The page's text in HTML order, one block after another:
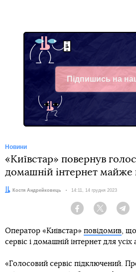
Підпишись на
Facebook
Новини
«Київстар» повернув
домашній інтернет майже
Автор:Костя Андрейковець Дата:
14:11, 14 грудня 2023
Facebook Twitter
Оператор «Київстар» повідомив,
сервіс і домашній інтернет для усіх
«Голосовий сервіс підключений.